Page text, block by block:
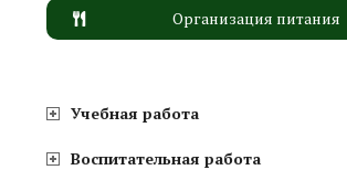
Организация питания
Учебная работа
Воспитательная работа